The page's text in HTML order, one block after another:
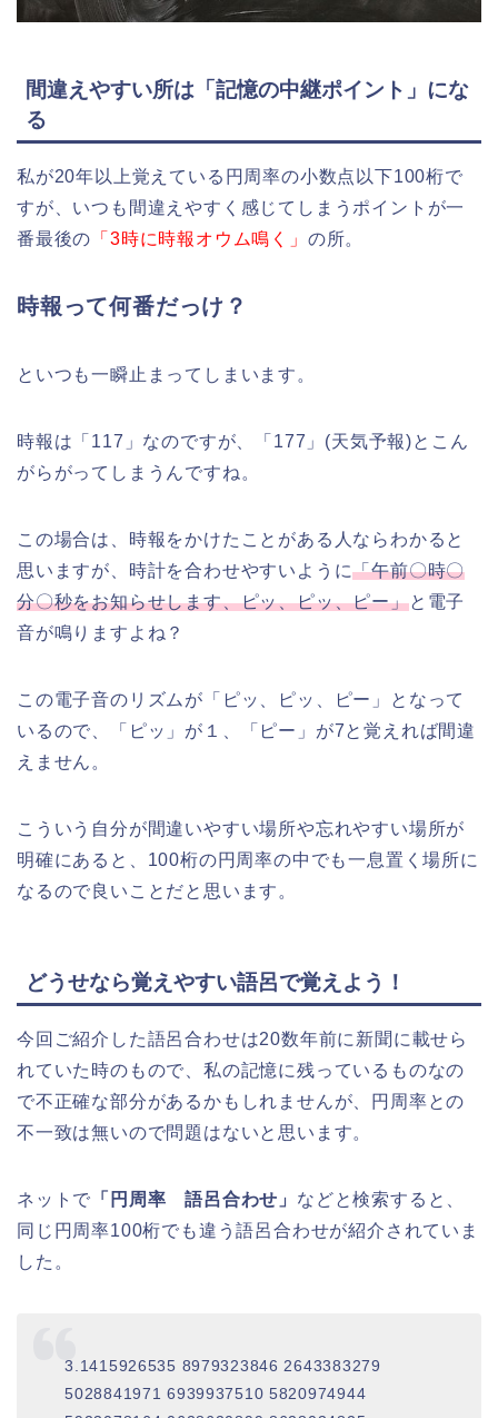
間違えやすい所は「記憶の中継ポイント」にな
る
私が20年以上覚えている円周率の小数点以下100桁で
すが、いつも間違えやすく感じてしまうポイントが一
番最後の 「3時に時報オウム鳴く」 の所。
時報って何番だっけ？
といつも一瞬止まってしまいます。
時報は「117」なのですが、「177」(天気予報)とこん
がらがってしまうんですね。
この場合は、時報をかけたことがある人ならわかると
思いますが、時計を合わせやすいように「午前〇時〇
分〇秒をお知らせします、ピッ、ピッ、ピー」と電子
音が鳴りますよね？
この電子音のリズムが「ピッ、ピッ、ピー」となって
いるので、「ピッ」が１、「ピー」が7と覚えれば間違
えません。
こういう自分が間違いやすい場所や忘れやすい場所が
明確にあると、100桁の円周率の中でも一息置く場所に
なるので良いことだと思います。
どうせなら覚えやすい語呂で覚えよう！
今回ご紹介した語呂合わせは20数年前に新聞に載せら
れていた時のもので、私の記憶に残っているものなの
で不正確な部分があるかもしれませんが、円周率との
不一致は無いので問題はないと思います。
ネットで 「円周率 語呂合わせ」 などと検索すると、
同じ円周率100桁でも違う語呂合わせが紹介されていま
した。
3.1415926535 8979323846 2643383279
5028841971 6939937510 5820974944